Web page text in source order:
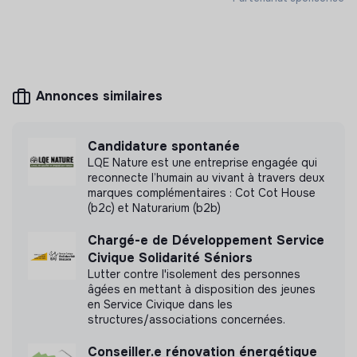
présence et vote lors des assemblées
appel de cotisations
suivi des adhérent(e)s et adhésions
Crisalim n'a pas encore transmis de mesure
d'impact
Labels et certifications
Cette structure n'a pas souhaité nous
communiquer les labels ou certifications qu'elle a
pu obtenir.
Annonces similaires
Candidature spontanée
LQE Nature est une entreprise engagée qui
reconnecte l’humain au vivant à travers deux
marques complémentaires : Cot Cot House
(b2c) et Naturarium (b2b)
Chargé-e de Développement Service
Civique Solidarité Séniors
Lutter contre l'isolement des personnes
âgées en mettant à disposition des jeunes
en Service Civique dans les
structures/associations concernées.
Conseiller.e rénovation énergétique